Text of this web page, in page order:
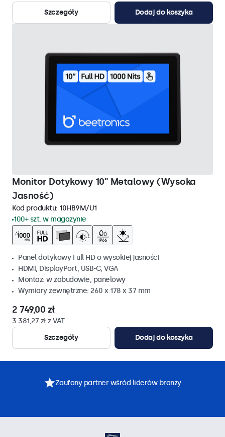
Szczegóły
Dodaj do koszyka
Monitor Dotykowy 10" Metalowy (Wysoka
Jasność)
Kod produktu: 10HB9M/U1
100+ szt. w magazynie
Panel dotykowy Full HD o wysokiej jasności
HDMI, DisplayPort, USB-C, VGA
Montaz: w zabudowie, panelowy
Wymiary zewnętrzne: 260 x 178 x 37 mm
2 749,00 zł
3 381,27 zł z VAT
Szczegóły
Dodaj do koszyka
Zaufany partner wśród liderów branży